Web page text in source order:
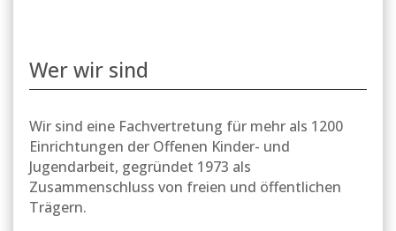
Wer wir sind
Wir sind eine Fachvertretung für mehr als 1200
Einrichtungen der Offenen Kinder- und
Jugendarbeit, gegründet 1973 als
Zusammenschluss von freien und öffentlichen
Trägern.